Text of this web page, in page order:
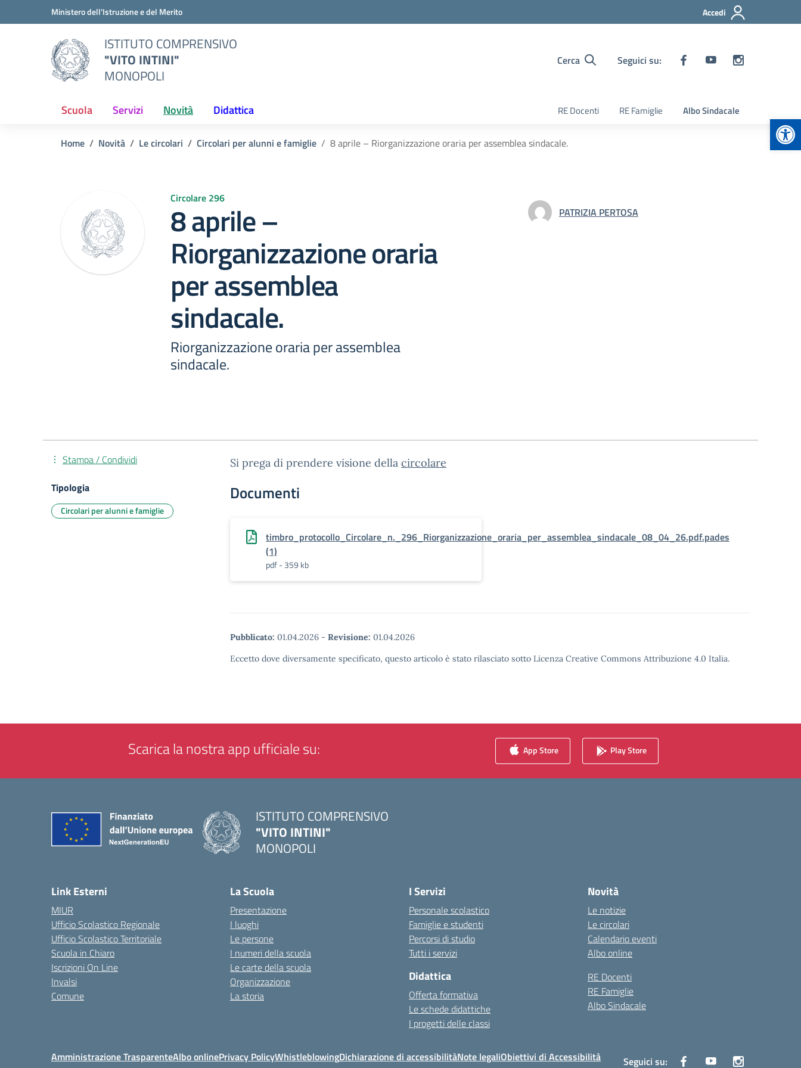
Vai ai contenuti
Vai al menu di navigazioneMinistero dell'Istruzione e del Merito Accedi
ISTITUTO COMPRENSIVO
"VITO INTINI"
MONOPOLI
Cerca Seguici su:
Scuola Servizi Novità Didattica RE Docenti RE Famiglie Albo Sindacale
Home Novità Le circolari Circolari per alunni e famiglie 8 aprile – Riorganizzazione oraria per assemblea sindacale.
Circolare 296
8 aprile –
Riorganizzazione oraria
per assemblea
sindacale.
Riorganizzazione oraria per assemblea
sindacale.
PATRIZIA PERTOSA
Si prega di prendere visione della circolare
Documenti
timbro_protocollo_Circolare_n._296_Riorganizzazione_oraria_per_assemblea_sindacale_08_04_26.pdf.pades
(1)
pdf - 359 kb
Pubblicato: 01.04.2026 - Revisione: 01.04.2026
Eccetto dove diversamente specificato, questo articolo è stato rilasciato sotto Licenza Creative Commons Attribuzione 4.0 Italia.
Stampa / Condividi
Tipologia
Circolari per alunni e famiglie
Scarica la nostra app ufficiale su: App Store Play Store
ISTITUTO COMPRENSIVO
"VITO INTINI"
MONOPOLI
Link Esterni
MIUR
Ufficio Scolastico Regionale
Ufficio Scolastico Territoriale
Scuola in Chiaro
Iscrizioni On Line
Invalsi
Comune
La Scuola
Presentazione
I luoghi
Le persone
I numeri della scuola
Le carte della scuola
Organizzazione
La storia
I Servizi
Personale scolastico
Famiglie e studenti
Percorsi di studio
Tutti i servizi
Didattica
Offerta formativa
Le schede didattiche
I progetti delle classi
Novità
Le notizie
Le circolari
Calendario eventi
Albo online
RE Docenti
RE Famiglie
Albo Sindacale
Amministrazione TrasparenteAlbo onlinePrivacy PolicyWhistleblowingDichiarazione di accessibilitàNote legaliObiettivi di Accessibilità Seguici su: